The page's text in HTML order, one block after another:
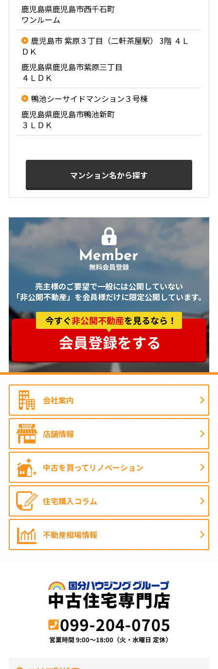
鹿児島県鹿児島市西千石町
ワンルーム
鹿児島市 紫原３丁目（二軒茶屋駅） 3階 ４Ｌ
ＤＫ
鹿児島県鹿児島市紫原三丁目
４ＬＤＫ
鴨池シーサイドマンション３号棟
鹿児島県鹿児島市鴨池新町
３ＬＤＫ
マンション名から探す
売主様のご要望で一般には公開していない
「非公開不動産」を会員様だけに限定公開しています。
会社案内
店舗情報
中古を買ってリノベーション
住宅購入コラム
不動産相場情報